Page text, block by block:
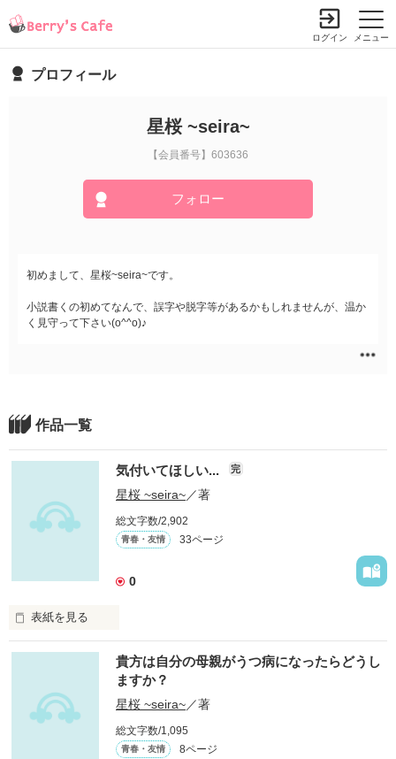
メニュー
ログイン
プロフィール
星桜 ~seira~
【会員番号】603636
フォロー
初めまして、星桜~seira~です。
小説書くの初めてなんで、誤字や脱字等があるかもしれませんが、温か
く見守って下さい(o^^o)♪
作品一覧
気付いてほしい... 完
星桜 ~seira~／著
総文字数/2,902
青春・友情 33ページ
0
表紙を見る
ｰｰｰｰ気付いてほしい...
私の出しているSOSに...
気付いてほしい...
ホントはこんな性格じゃないことに...
ホントはもっと笑いたいことに...
ホントは皆と楽しく喋りたいことに...
貴方は自分の母親がうつ病になったらどうし
ますか？
星桜 ~seira~／著
総文字数/1,095
青春・友情 8ページ